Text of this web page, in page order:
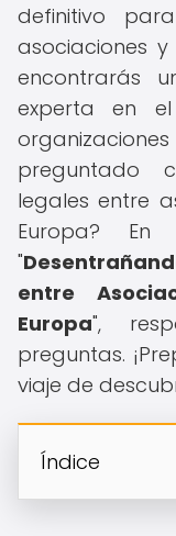
definitivo
asociaciones
encontrarás
experta en
preguntado
legales entre
Europa? En
"
entre
Europa",
preguntas.
viaje de
Índice